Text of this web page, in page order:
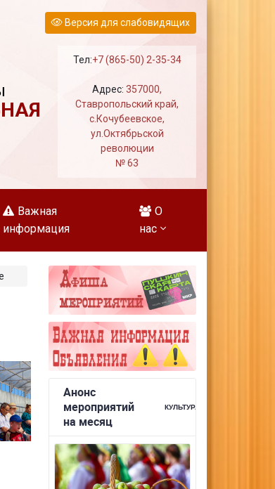
Версия для слабовидящих
Тел:+7 (865-50) 2-35-34
Адрес:357000,
Ставропольский край,
с.Кочубеевское,
ул.Октябрьской
революции
№ 63
Важная
информация
О
нас